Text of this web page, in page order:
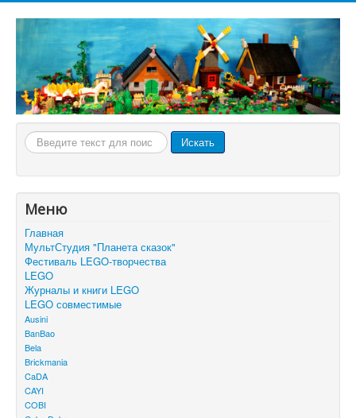
Искать... Искать
Меню
Главная
МультСтудия "Планета сказок"
Фестиваль LEGO-творчества
LEGO
Журналы и книги LEGO
LEGO совместимые
Ausini
BanBao
Bela
Brickmania
CaDA
CAYI
COBI